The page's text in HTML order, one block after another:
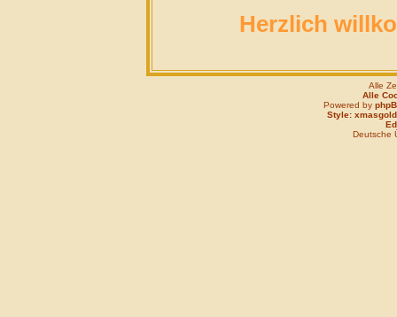
Herzlich
Alle
Alle
Powered by
Style: xmasgold
Deutsche